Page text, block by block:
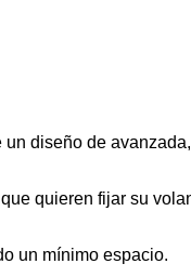
diseño de
quieren fijar su
un mínimo espacio.